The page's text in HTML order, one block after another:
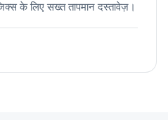
के लिए सख्त तापमान दस्तावेज़।